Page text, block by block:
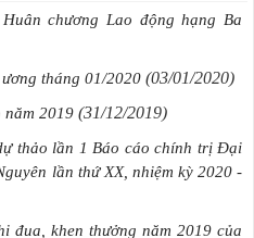
chương Lao động hạng Ba
tháng 01/2020 (03/01/2020)
năm 2019 (31/12/2019)
thảo lần 1 Báo cáo chính trị Đại
lần thứ XX, nhiệm kỳ 2020 -
đua, khen thưởng năm 2019 của